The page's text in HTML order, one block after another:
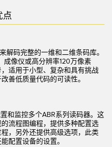
点
解码完整的一维和二维条码库。
成像仪或高分辨率120万像素
适用于小型、复杂和具有挑战
善低质量代码的可读性。
和监控多个ABR系列读码器。这
流程图编程，提供多种配置选
，另外还提供高级选项，此类
配置设备的设置。